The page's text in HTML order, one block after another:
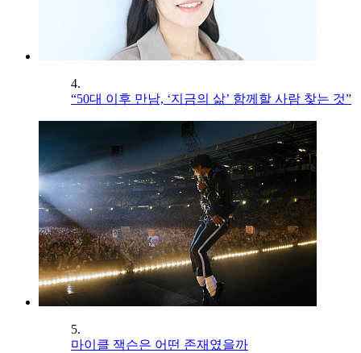
4.
“50대 이후 만남, ‘지금의 삶’ 함께할 사람 찾는 것”
5.
마이클 잭슨은 어떤 존재였을까